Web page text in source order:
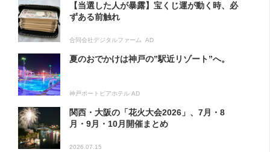
【当選した人が暴露】宝くじ運が動く時、必
ずある前触れ
合同会社デジタルファーム AD
夏のおでかけは神戸の”駅近リゾート”へ。
神戸ポートピアホテル AD
関西・大阪の「花火大会2026」、7月・8
月・9月・10月開催まとめ
2026.07.15